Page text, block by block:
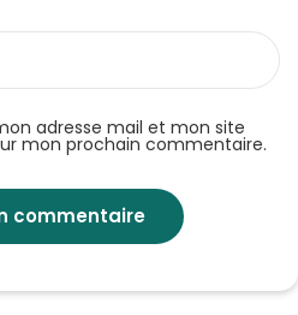
adresse mail et mon site
mon prochain commentaire.